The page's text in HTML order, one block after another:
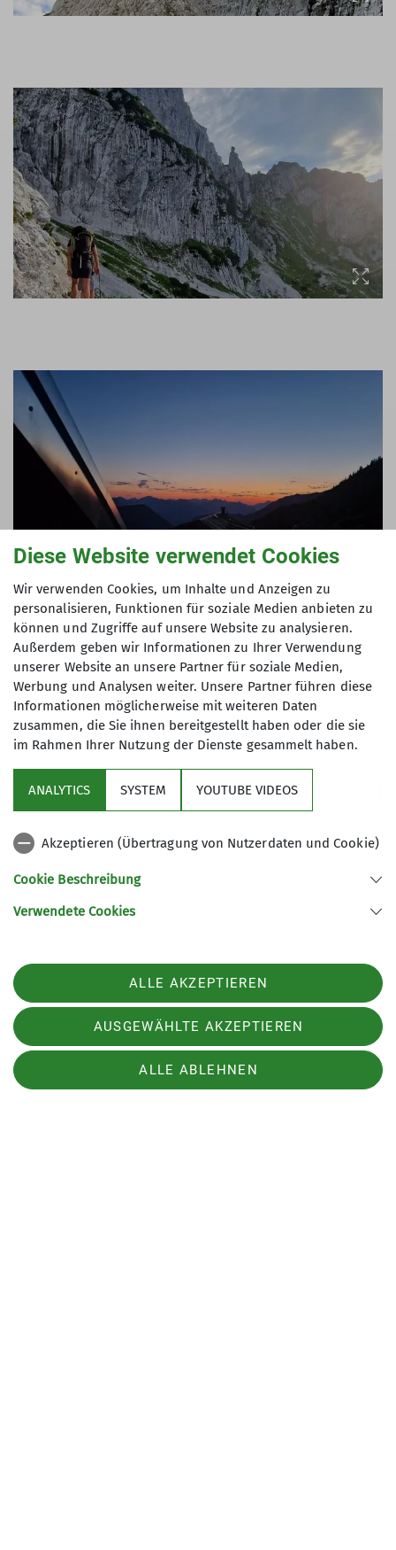
Diese Website verwendet Cookies
Wir verwenden Cookies, um Inhalte und Anzeigen zu
personalisieren, Funktionen für soziale Medien anbieten zu
können und Zugriffe auf unsere Website zu analysieren.
Außerdem geben wir Informationen zu Ihrer Verwendung
unserer Website an unsere Partner für soziale Medien,
Werbung und Analysen weiter. Unsere Partner führen diese
Informationen möglicherweise mit weiteren Daten
zusammen, die Sie ihnen bereitgestellt haben oder die sie
im Rahmen Ihrer Nutzung der Dienste gesammelt haben.
ANALYTICS SYSTEM YOUTUBE VIDEOS
Akzeptieren (Übertragung von Nutzerdaten und Cookie)
Cookie Beschreibung
Verwendete Cookies
ALLE AKZEPTIEREN
AUSGEWÄHLTE AKZEPTIEREN
ALLE ABLEHNEN